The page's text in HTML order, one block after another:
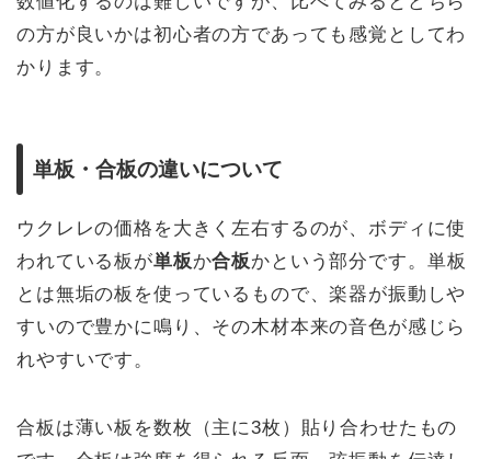
の方が良いかは初心者の方であっても感覚としてわ
かります。
単板・合板の違いについて
ウクレレの価格を大きく左右するのが、ボディに使
われている板が単板か合板かという部分です。単板
とは無垢の板を使っているもので、楽器が振動しや
すいので豊かに鳴り、その木材本来の音色が感じら
れやすいです。
合板は薄い板を数枚（主に3枚）貼り合わせたもの